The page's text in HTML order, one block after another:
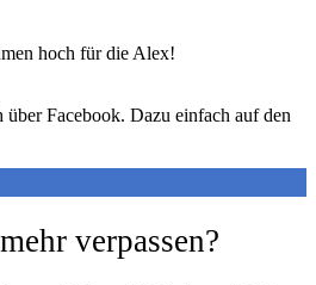
hoch für die Alex!
Facebook. Dazu einfach auf den
verpassen?